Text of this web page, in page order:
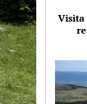
Visita